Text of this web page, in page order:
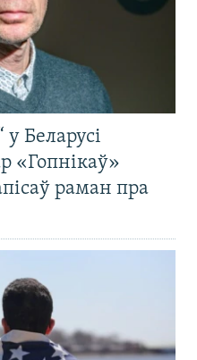
у Беларусі
«Гопнікаў»
раман пра